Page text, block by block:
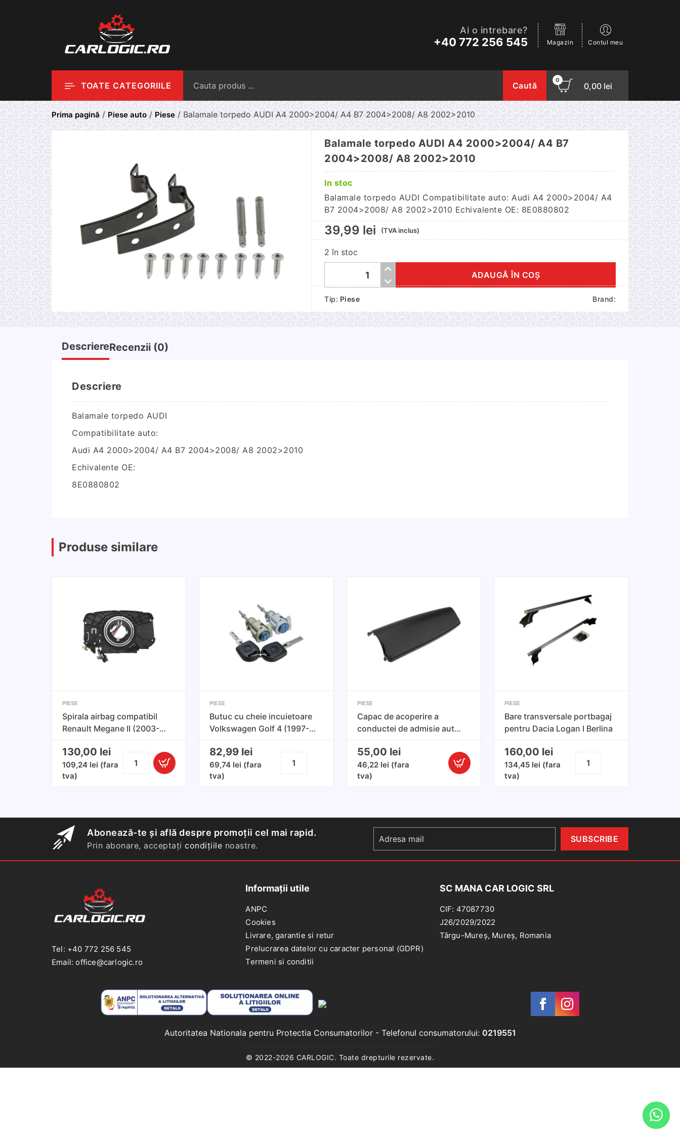
Ai o intrebare?
+40 772 256 545 Magazin Contul meu
TOATE CATEGORIILE Caută
0
0,00 lei
Prima pagină/ Piese auto/Piese/ Balamale torpedo AUDI A4 2000>2004/ A4 B7 2004>2008/ A8 2002>2010
Balamale torpedo AUDI A4 2000>2004/ A4 B7
2004>2008/ A8 2002>2010
In stoc
Balamale torpedo AUDI Compatibilitate auto: Audi A4 2000>2004/ A4
B7 2004>2008/ A8 2002>2010 Echivalente OE: 8E0880802
39,99 lei (TVA inclus)
2 în stoc
Cantitate
torpedo
AUDI
A4
2002>2010
ADAUGĂ ÎN COȘ
Tip: Piese Brand:
DescriereRecenzii (0)
Descriere
Balamale torpedo AUDI
Compatibilitate auto:
Audi A4 2000>2004/ A4 B7 2004>2008/ A8 2002>2010
Echivalente OE:
8E0880802
Produse similare
PIESE
Spirala airbag compatibil
Renault Megane II (2003-
2008)
130,00 lei
109,24 lei (fara
tva)
Cantitate
Spirala
Megane
II
(2003-
PIESE
Butuc cu cheie incuietoare
Volkswagen Golf 4 (1997-
2005)
82,99 lei
69,74 lei (fara
tva)
Cantitate
Butuc
Volkswagen
Golf
PIESE
Capac de acoperire a
conductei de admisie auto
VW/Skoda
55,00 lei
46,22 lei (fara
tva)
Cantitate
a
conductei
admisie
PIESE
Bare transversale portbagaj
pentru Dacia Logan I Berlina
160,00 lei
134,45 lei (fara
tva)
Cantitate
Bare
Dacia
Logan
I
Abonează-te și află despre promoții cel mai rapid.
Prin abonare, acceptați condițiile noastre.
Tel: +40 772 256 545
Email: office@carlogic.ro
Informații utile
ANPC
Cookies
Livrare, garantie si retur
Prelucrarea datelor cu caracter personal (GDPR)
Termeni si conditii
SC MANA CAR LOGIC SRL
CIF: 47087730
J26/2029/2022
Târgu-Mureș, Mureș, Romania
Autoritatea Nationala pentru Protectia Consumatorilor- Telefonul consumatorului: 0219551
© 2022-2026 CARLOGIC. Toate drepturile rezervate.